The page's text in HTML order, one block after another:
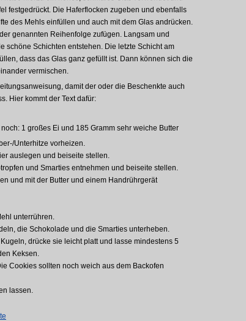
festgedrückt. Die Haferflocken zugeben und ebenfalls
des Mehls einfüllen und auch mit dem Glas andrücken.
genannten Reihenfolge zufügen. Langsam und
schöne Schichten entstehen. Die letzte Schicht am
dass das Glas ganz gefüllt ist. Dann können sich die
vermischen.
damit der oder die Beschenkte auch
Hier kommt der Text dafür:
1 großes Ei und 185 Gramm sehr weiche Butter
Unterhitze vorheizen.
auslegen und beiseite stellen.
und Smarties entnehmen und beiseite stellen.
und mit der Butter und einem Handrührgerät
unterrühren.
die Schokolade und die Smarties unterheben.
drücke sie leicht platt und lasse mindestens 5
Keksen.
Cookies sollten noch weich aus dem Backofen
lassen.